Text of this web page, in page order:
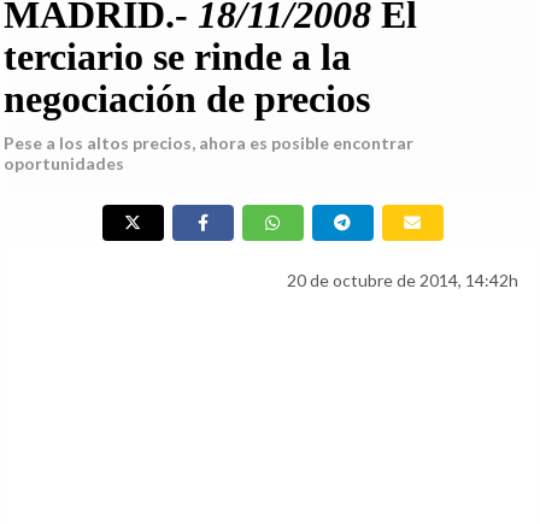
MADRID.- 18/11/2008 El
terciario se rinde a la
negociación de precios
Pese a los altos precios, ahora es posible encontrar
oportunidades
20 de octubre de 2014, 14:42h